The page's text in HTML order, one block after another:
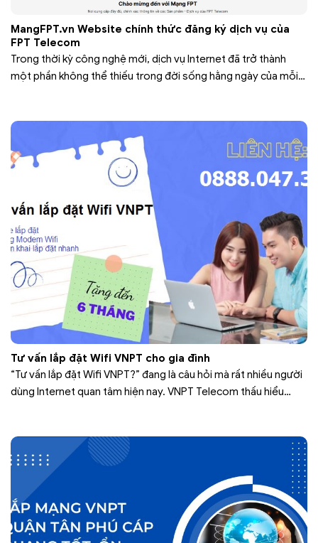
MangFPT.vn Website chính thức đăng ký dịch vụ của
FPT Telecom
Trong thời kỳ công nghệ mới, dịch vụ Internet đã trở thành
một phần không thể thiếu trong đời sống hằng ngày của mỗi
mạng ổn định và tốc…
Tư vấn lắp đặt Wifi VNPT cho gia đình
“Tư vấn lắp đặt Wifi VNPT?” đang là câu hỏi mà rất nhiều người
dùng Internet quan tâm hiện nay. VNPT Telecom thấu hiểu
mức giá…